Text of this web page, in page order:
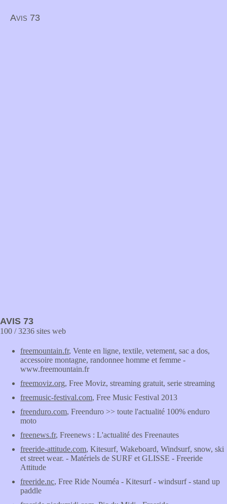
Avis 73
AVIS 73
100 / 3236 sites web
freemountain.fr, Vente en ligne, textile, vetement, sac a dos,
accessoire montagne, randonnee homme et femme -
www.freemountain.fr
freemoviz.org, Free Moviz, streaming gratuit, serie streaming
freemusic-festival.com, Free Music Festival 2013
freenduro.com, Freenduro >> toute l'actualité 100% enduro
moto
freenews.fr, Freenews : L'actualité des Freenautes
freeride-attitude.com, Kitesurf, Wakeboard, Windsurf, snow, ski
et street wear. - Matériels de SURF et GLISSE - Freeride
Attitude
freeride.nc, Free Ride Nouméa - Kitesurf - windsurf - stand up
paddle